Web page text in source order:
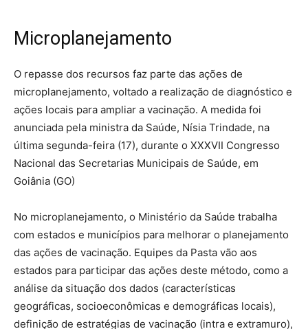
Microplanejamento
O repasse dos recursos faz parte das ações de
microplanejamento, voltado a realização de diagnóstico e
ações locais para ampliar a vacinação. A medida foi
anunciada pela ministra da Saúde, Nísia Trindade, na
última segunda-feira (17), durante o XXXVII Congresso
Nacional das Secretarias Municipais de Saúde, em
Goiânia (GO)
No microplanejamento, o Ministério da Saúde trabalha
com estados e municípios para melhorar o planejamento
das ações de vacinação. Equipes da Pasta vão aos
estados para participar das ações deste método, como a
análise da situação dos dados (características
geográficas, socioeconômicas e demográficas locais),
definição de estratégias de vacinação (intra e extramuro),